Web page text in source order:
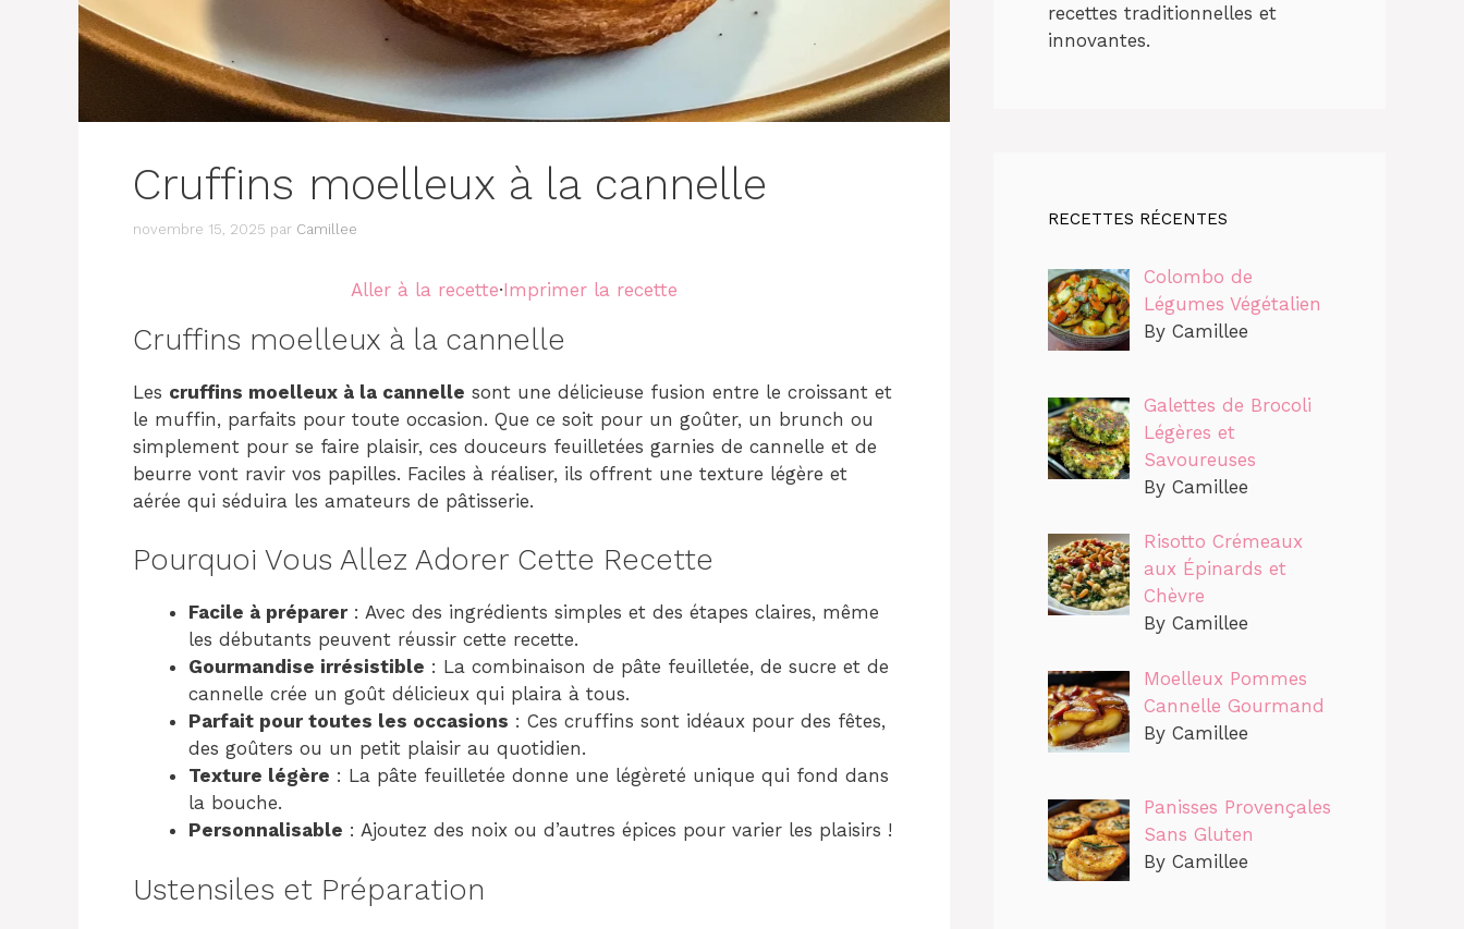
Cruffins moelleux à la cannelle
novembre 15, 2025 par Camillee
Aller à la recette·Imprimer la recette
Cruffins moelleux à la cannelle
Les cruffins moelleux à la cannelle sont une délicieuse fusion entre le croissant et
le muffin, parfaits pour toute occasion. Que ce soit pour un goûter, un brunch ou
simplement pour se faire plaisir, ces douceurs feuilletées garnies de cannelle et de
beurre vont ravir vos papilles. Faciles à réaliser, ils offrent une texture légère et
aérée qui séduira les amateurs de pâtisserie.
Pourquoi Vous Allez Adorer Cette Recette
Facile à préparer: Avec des ingrédients simples et des étapes claires, même
les débutants peuvent réussir cette recette.
Gourmandise irrésistible : La combinaison de pâte feuilletée, de sucre et de
cannelle crée un goût délicieux qui plaira à tous.
Parfait pour toutes les occasions : Ces cruffins sont idéaux pour des fêtes,
des goûters ou un petit plaisir au quotidien.
Texture légère : La pâte feuilletée donne une légèreté unique qui fond dans
la bouche.
Personnalisable : Ajoutez des noix ou d’autres épices pour varier les plaisirs !
Ustensiles et Préparation
recettes traditionnelles et
innovantes.
RECETTES RÉCENTES
Colombo de
Légumes Végétalien
By Camillee
Galettes de Brocoli
Légères et
Savoureuses
By Camillee
Risotto Crémeaux
aux Épinards et
Chèvre
By Camillee
Moelleux Pommes
Cannelle Gourmand
By Camillee
Panisses Provençales
Sans Gluten
By Camillee